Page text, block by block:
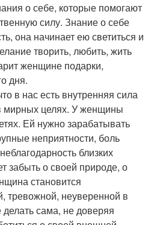
о себе, которые помогают
силу. Знание о себе
она начинает ею светиться и
творить, любить, жить
женщине подарки,
дня.
в нас есть внутренняя сила
мирных целях. У женщины
Ей нужно зарабатывать
неприятности, боль
близких
забыть о своей природе, о
становится
тревожной, неуверенной в
сама, не доверяя